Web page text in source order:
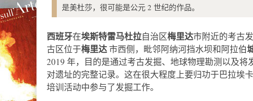
是美杜莎，很可能是公元 2 世纪的作品。
西班牙在埃斯特雷马杜拉自治区梅里达市附近的考古
古区位于梅里达市西侧，毗邻阿纳河挡水坝和阿拉伯
2019 年，目的是通过考古发掘、地球物理勘测以及
对遗址的完整记录。这在很大程度上要归功于巴拉埃
培训活动中参与了发掘工作。